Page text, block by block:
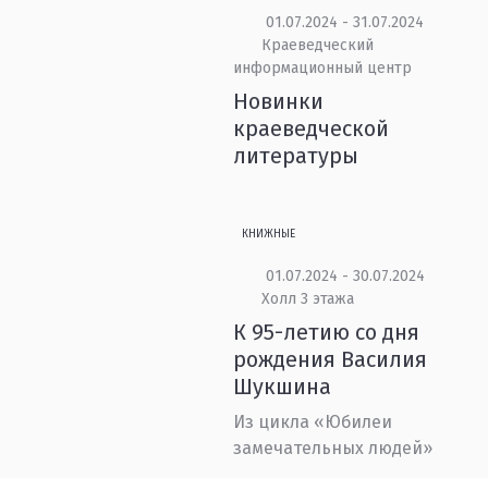
01.07.2024 - 31.07.2024
Краеведческий
информационный центр
Новинки
краеведческой
литературы
КНИЖНЫЕ
01.07.2024 - 30.07.2024
Холл 3 этажа
К 95-летию со дня
рождения Василия
Шукшина
Из цикла «Юбилеи
замечательных людей»